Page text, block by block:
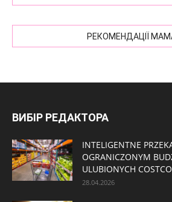
РЕКОМЕНДАЦІЇ
ВИБІР РЕДАКТОРА
INTELIGENTNE
OGRANICZONYM
ULUBIONYCH
28.04.2026